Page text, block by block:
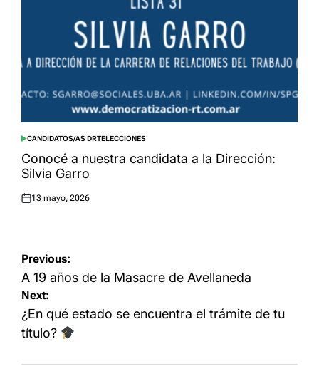
POSTED
IN
CANDIDATOS/AS DRTELECCIONES
Conocé a nuestra candidata a la Dirección:
Silvia Garro
Posted
13 mayo, 2026
Navegación
de
entradas
Previous:
A 19 años de la Masacre de Avellaneda
Next:
¿En qué estado se encuentra el trámite de tu
título?